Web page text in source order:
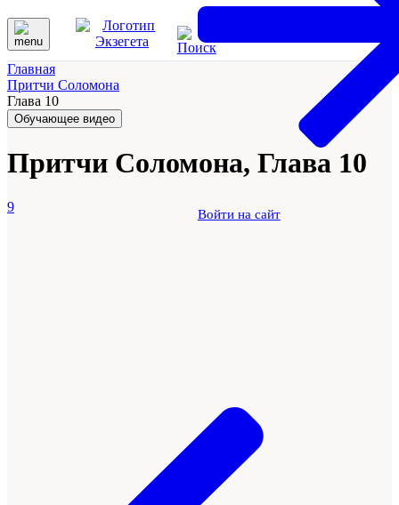
Войти на сайт
Главная
Притчи Соломона
Глава 10
Обучающее видео
Притчи Соломона, Глава 10
9